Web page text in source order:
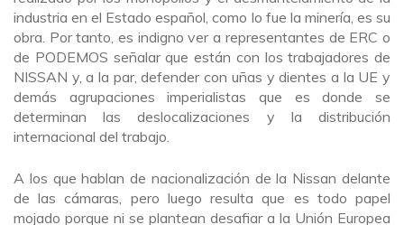
industria en el Estado español, como lo fue la minería, es su
obra. Por tanto, es indigno ver a representantes de ERC o
de PODEMOS señalar que están con los trabajadores de
NISSAN y, a la par, defender con uñas y dientes a la UE y
demás agrupaciones imperialistas que es donde se
determinan las deslocalizaciones y la distribución
internacional del trabajo.
A los que hablan de nacionalización de la Nissan delante
de las cámaras, pero luego resulta que es todo papel
mojado porque ni se plantean desafiar a la Unión Europea